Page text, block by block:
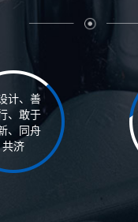
计、善
、敢于
、同舟
共济